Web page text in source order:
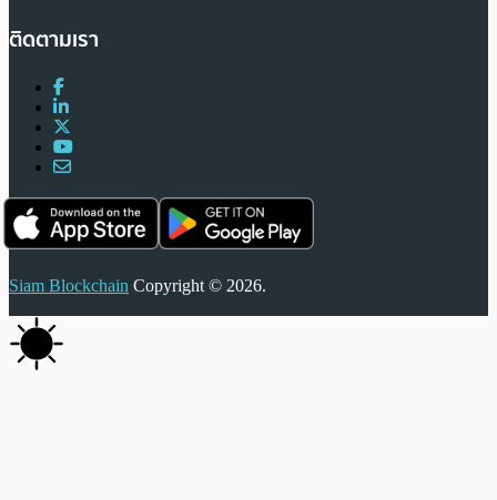
ติดตามเรา
Siam Blockchain Copyright © 2026.